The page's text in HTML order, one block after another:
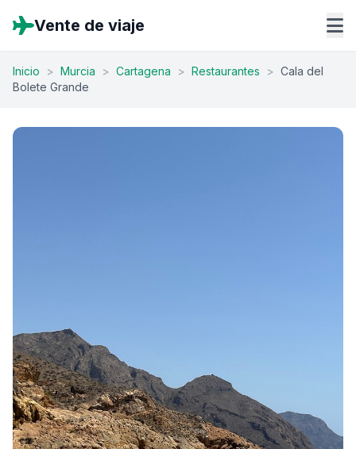
Vente de viaje
Inicio > Murcia > Cartagena > Restaurantes > Cala del
Bolete Grande